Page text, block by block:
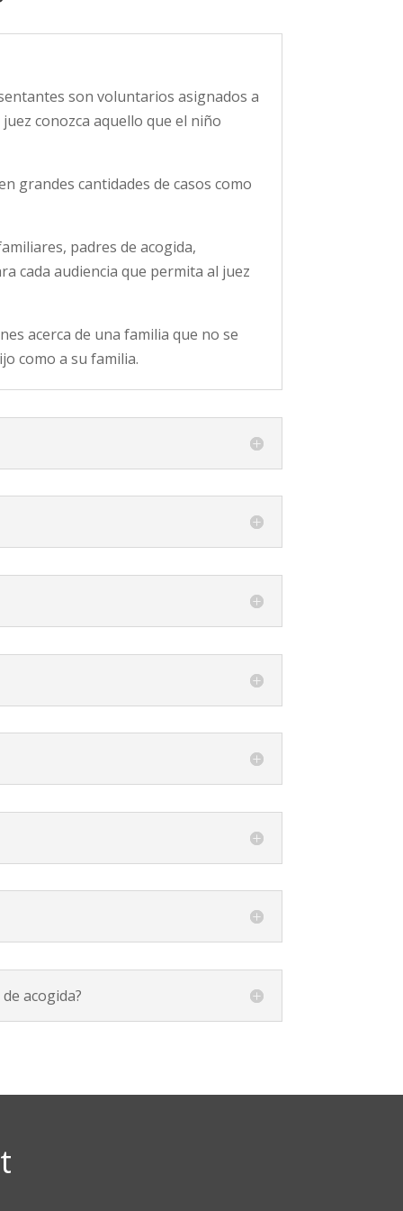
son voluntarios asignados a
conozca aquello que el niño
grandes cantidades de casos como
padres de acogida,
cada audiencia que permita al juez
acerca de una familia que no se
como a su familia.
acogida?